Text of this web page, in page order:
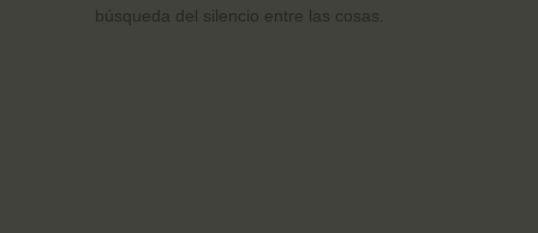
búsqueda del silencio entre las cosas.